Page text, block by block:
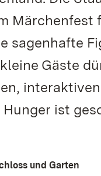
Märchenfest
sagenhafte
Gäste
ist
und Garten